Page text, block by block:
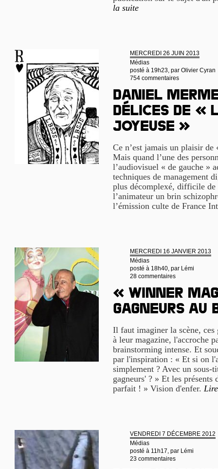
la suite
MERCREDI 26 JUIN 2013
Médias
posté à 19h23, par Olivier Cyran
754 commentaires
Daniel
délices de «
joyeuse »
Ce n’est jamais un plaisir
Mais quand l’une des
l’audiovisuel « de gauche »
techniques de management
plus décomplexé, difficile de
l’animateur un brin
l’émission culte de France
MERCREDI 16 JANVIER 2013
Médias
posté à 18h40, par Lémi
28 commentaires
« Winner
gagneurs au
Il faut imaginer la scène,
à leur magazine, l'accroche
brainstorming intense. Et
par l'inspiration : « Et si on
simplement ? Avec un sous-
gagneurs' ? » Et les
parfait ! » Vision d'enfer.
VENDREDI 7 DÉCEMBRE 2012
Médias
posté à 11h17, par Lémi
23 commentaires